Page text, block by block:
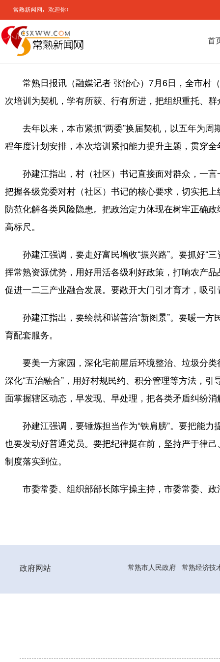
首
常熟日报讯（融媒记者 张怡心）7月6日，全市村
次培训为契机，学有所获、行有所进，把组织重托、
去年以来，本市紧抓“两委”换届契机，以五年为周
程年度计划安排，本次培训紧扣能力提升主题，贯穿
孙建江指出，村（社区）书记直接面对群众，一
把握各级党委对村（社区）书记的核心要求，切实把
防范化解各类风险隐患。把政治定力体现在树牢正确
高标尺。
孙建江强调，要走好富民增收“振兴路”。要抓好“
挥常熟资源优势，用好用活各级利好政策，打响农产
促进一二三产业融合发展。要敞开大门引才育才，吸
孙建江指出，要绘就和谐善治“新图景”。要暖一
育配套服务。
要美一方家园，深化宅前屋后环境整治、垃圾分
深化“五治融合”，用好村规民约、积分管理等方法，
面掌握辖区动态，早发现、早处理，把各类矛盾纠纷消
孙建江强调，要锤炼担当作为“铁肩膀”。要把能
也要发动好普通党员。要把纪律挺在前，坚持严于律
制度落实到位。
市委常委、组织部部长陈宇操主持，市委常委、
政府网站 常熟市人民政府 常熟经济技